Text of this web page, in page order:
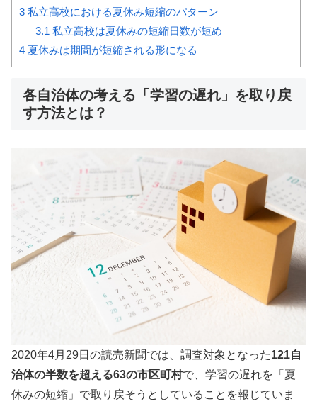
3 私立高校における夏休み短縮のパターン
3.1 私立高校は夏休みの短縮日数が短め
4 夏休みは期間が短縮される形になる
各自治体の考える「学習の遅れ」を取り戻
す方法とは？
2020年4月29日の読売新聞では、調査対象となった121自
治体の半数を超える63の市区町村で、学習の遅れを「夏
休みの短縮」で取り戻そうとしていることを報じていま